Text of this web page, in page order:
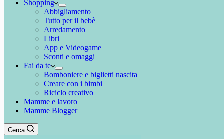
Shopping
Abbigliamento
Tutto per il bebè
Arredamento
Libri
App e Videogame
Sconti e omaggi
Fai da te
Bomboniere e biglietti nascita
Creare con i bimbi
Riciclo creativo
Mamme e lavoro
Mamme Blogger
Cerca